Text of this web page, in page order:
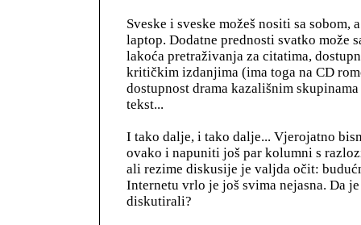
Sveske i sveske možeš nositi sa sobom,
laptop. Dodatne prednosti svatko može
lakoća pretraživanja za citatima,
kritičkim izdanjima (ima toga na CD
dostupnost drama kazališnim
tekst...
I tako dalje, i tako dalje... Vjerojatno
ovako i napuniti još par kolumni s
ali rezime diskusije je valjda očit:
Internetu vrlo je još svima nejasna. Da
diskutirali?